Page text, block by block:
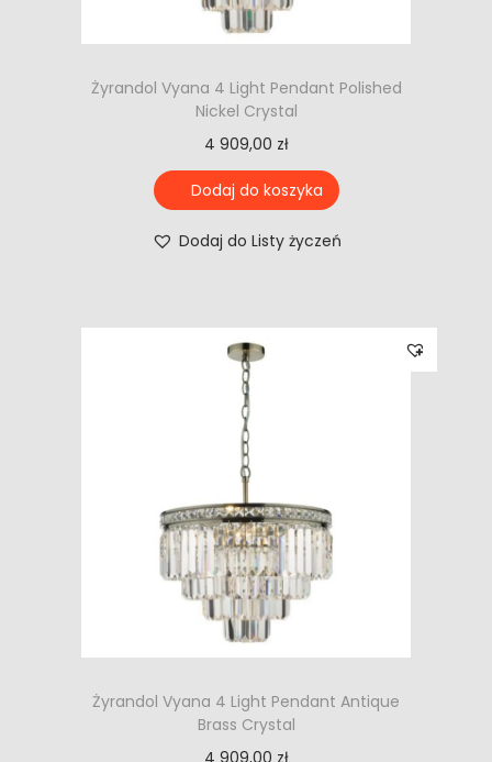
Żyrandol Vyana 4 Light Pendant Polished
Nickel Crystal
4 909,00 zł
Dodaj do koszyka
Dodaj do Listy życzeń
Żyrandol Vyana 4 Light Pendant Antique
Brass Crystal
4 909,00 zł